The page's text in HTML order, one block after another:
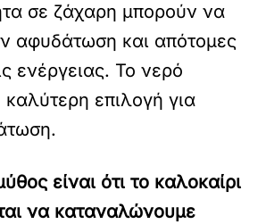
σε ζάχαρη μπορούν να
αφυδάτωση και απότομες
ενέργειας. Το νερό
επιλογή για
είναι ότι το καλοκαίρι
να καταναλώνουμε